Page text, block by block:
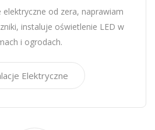
od zera, naprawiam
instaluje oświetlenie LED w
i ogrodach.
Elektryczne